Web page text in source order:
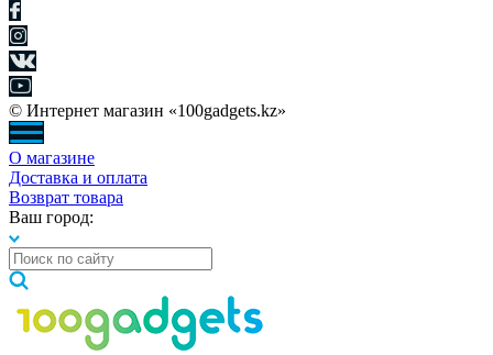
© Интернет магазин «100gadgets.kz»
О магазине
Доставка и оплата
Возврат товара
Ваш город: